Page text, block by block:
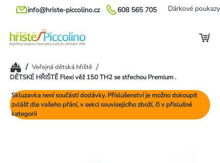
Přejít
608 565 705
info@hriste-piccolino.cz Dárkové poukazy
Domů/ Veřejná dětská hřiště /
DĚTSKÉ HŘIŠTĚ Flexi věž 150 TH2 se střechou Premium .
Skluzavka není součástí dodávky. Příslušenství je možno dokoupit
zvlášť dle vašeho přání, v sekci souvisejicího zboží, či v příslušné
kategorii